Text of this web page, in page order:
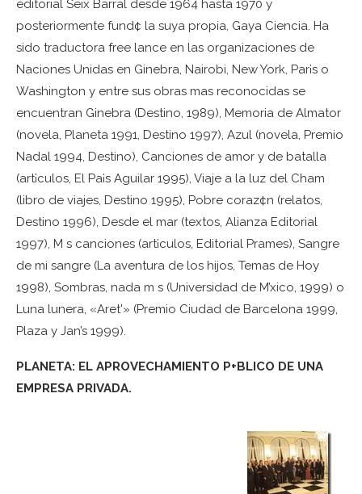
editorial Seix Barral desde 1964 hasta 1970 y
posteriormente fund¢ la suya propia, Gaya Ciencia. Ha
sido traductora free lance en las organizaciones de
Naciones Unidas en Ginebra, Nairobi, New York, Par¡s o
Washington y entre sus obras mas reconocidas se
encuentran Ginebra (Destino, 1989), Memoria de Almator
(novela, Planeta 1991, Destino 1997), Azul (novela, Premio
Nadal 1994, Destino), Canciones de amor y de batalla
(art¡culos, El Pa¡s Aguilar 1995), Viaje a la luz del Cham
(libro de viajes, Destino 1995), Pobre coraz¢n (relatos,
Destino 1996), Desde el mar (textos, Alianza Editorial
1997), M s canciones (art¡culos, Editorial Prames), Sangre
de mi sangre (La aventura de los hijos, Temas de Hoy
1998), Sombras, nada m s (Universidad de M’xico, 1999) o
Luna lunera, «Aret'» (Premio Ciudad de Barcelona 1999,
Plaza y Jan’s 1999).
PLANETA: EL APROVECHAMIENTO P+BLICO DE UNA
EMPRESA PRIVADA.